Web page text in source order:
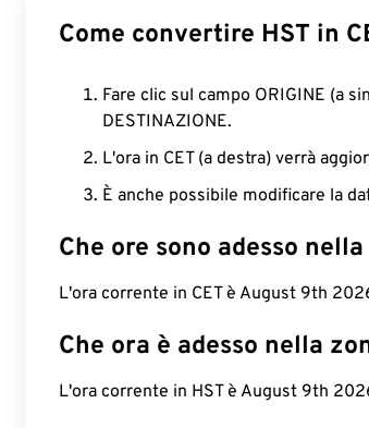
Come convertire HST in
Fare clic sul campo ORIGINE (a
DESTINAZIONE.
L'ora in CET (a destra) verrà
È anche possibile modificare la
Che ore sono adesso nella
L'ora corrente in CET è August 9th
Che ora è adesso nella
L'ora corrente in HST è August 9th